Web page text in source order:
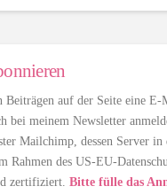
Beiträgen auf der Seite eine E-
bei meinem Newsletter
Mailchimp, dessen Server in
Rahmen des US-EU-
zertifiziert.Bitte fülle das